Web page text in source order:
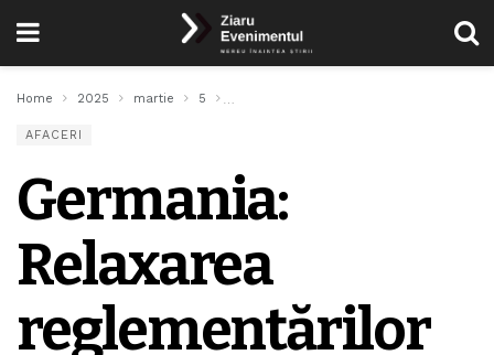
Home 2025 martie 5
AFACERI
Germania:
Relaxarea
reglementărilor